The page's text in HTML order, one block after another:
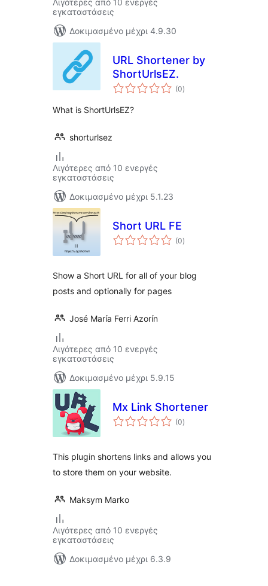
Λιγότερες από 10 ενεργές
εγκαταστάσεις
Δοκιμασμένο μέχρι 4.9.30
URL Shortener by
ShortUrlsEZ.
(0αξιολογήσεις
σύνολο
)
What is ShortUrlsEZ?
shorturlsez
Λιγότερες από 10 ενεργές
εγκαταστάσεις
Δοκιμασμένο μέχρι 5.1.23
Short URL FE
(0αξιολογήσεις
σύνολο
)
Show a Short URL for all of your blog
posts and optionally for pages
José María Ferri Azorín
Λιγότερες από 10 ενεργές
εγκαταστάσεις
Δοκιμασμένο μέχρι 5.9.15
Mx Link Shortener
(0αξιολογήσεις
σύνολο
)
This plugin shortens links and allows you
to store them on your website.
Maksym Marko
Λιγότερες από 10 ενεργές
εγκαταστάσεις
Δοκιμασμένο μέχρι 6.3.9